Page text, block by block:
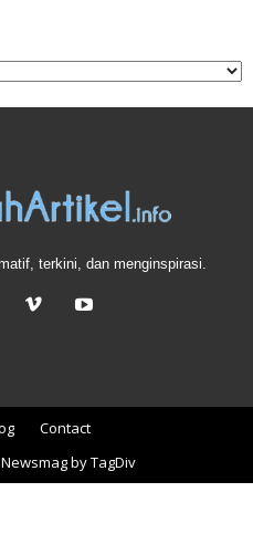
terkini, dan menginspirasi.
Contact
by TagDiv